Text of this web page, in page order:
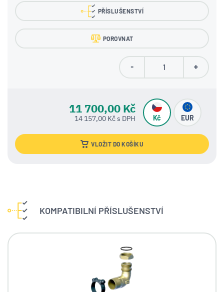
- +
POROVNAT
PŘÍSLUŠENSTVÍ
11 700,00 Kč
14 157,00 Kč s DPH Kč EUR
VLOŽIT DO KOŠÍKU
KOMPATIBILNÍ PŘÍSLUŠENSTVÍ